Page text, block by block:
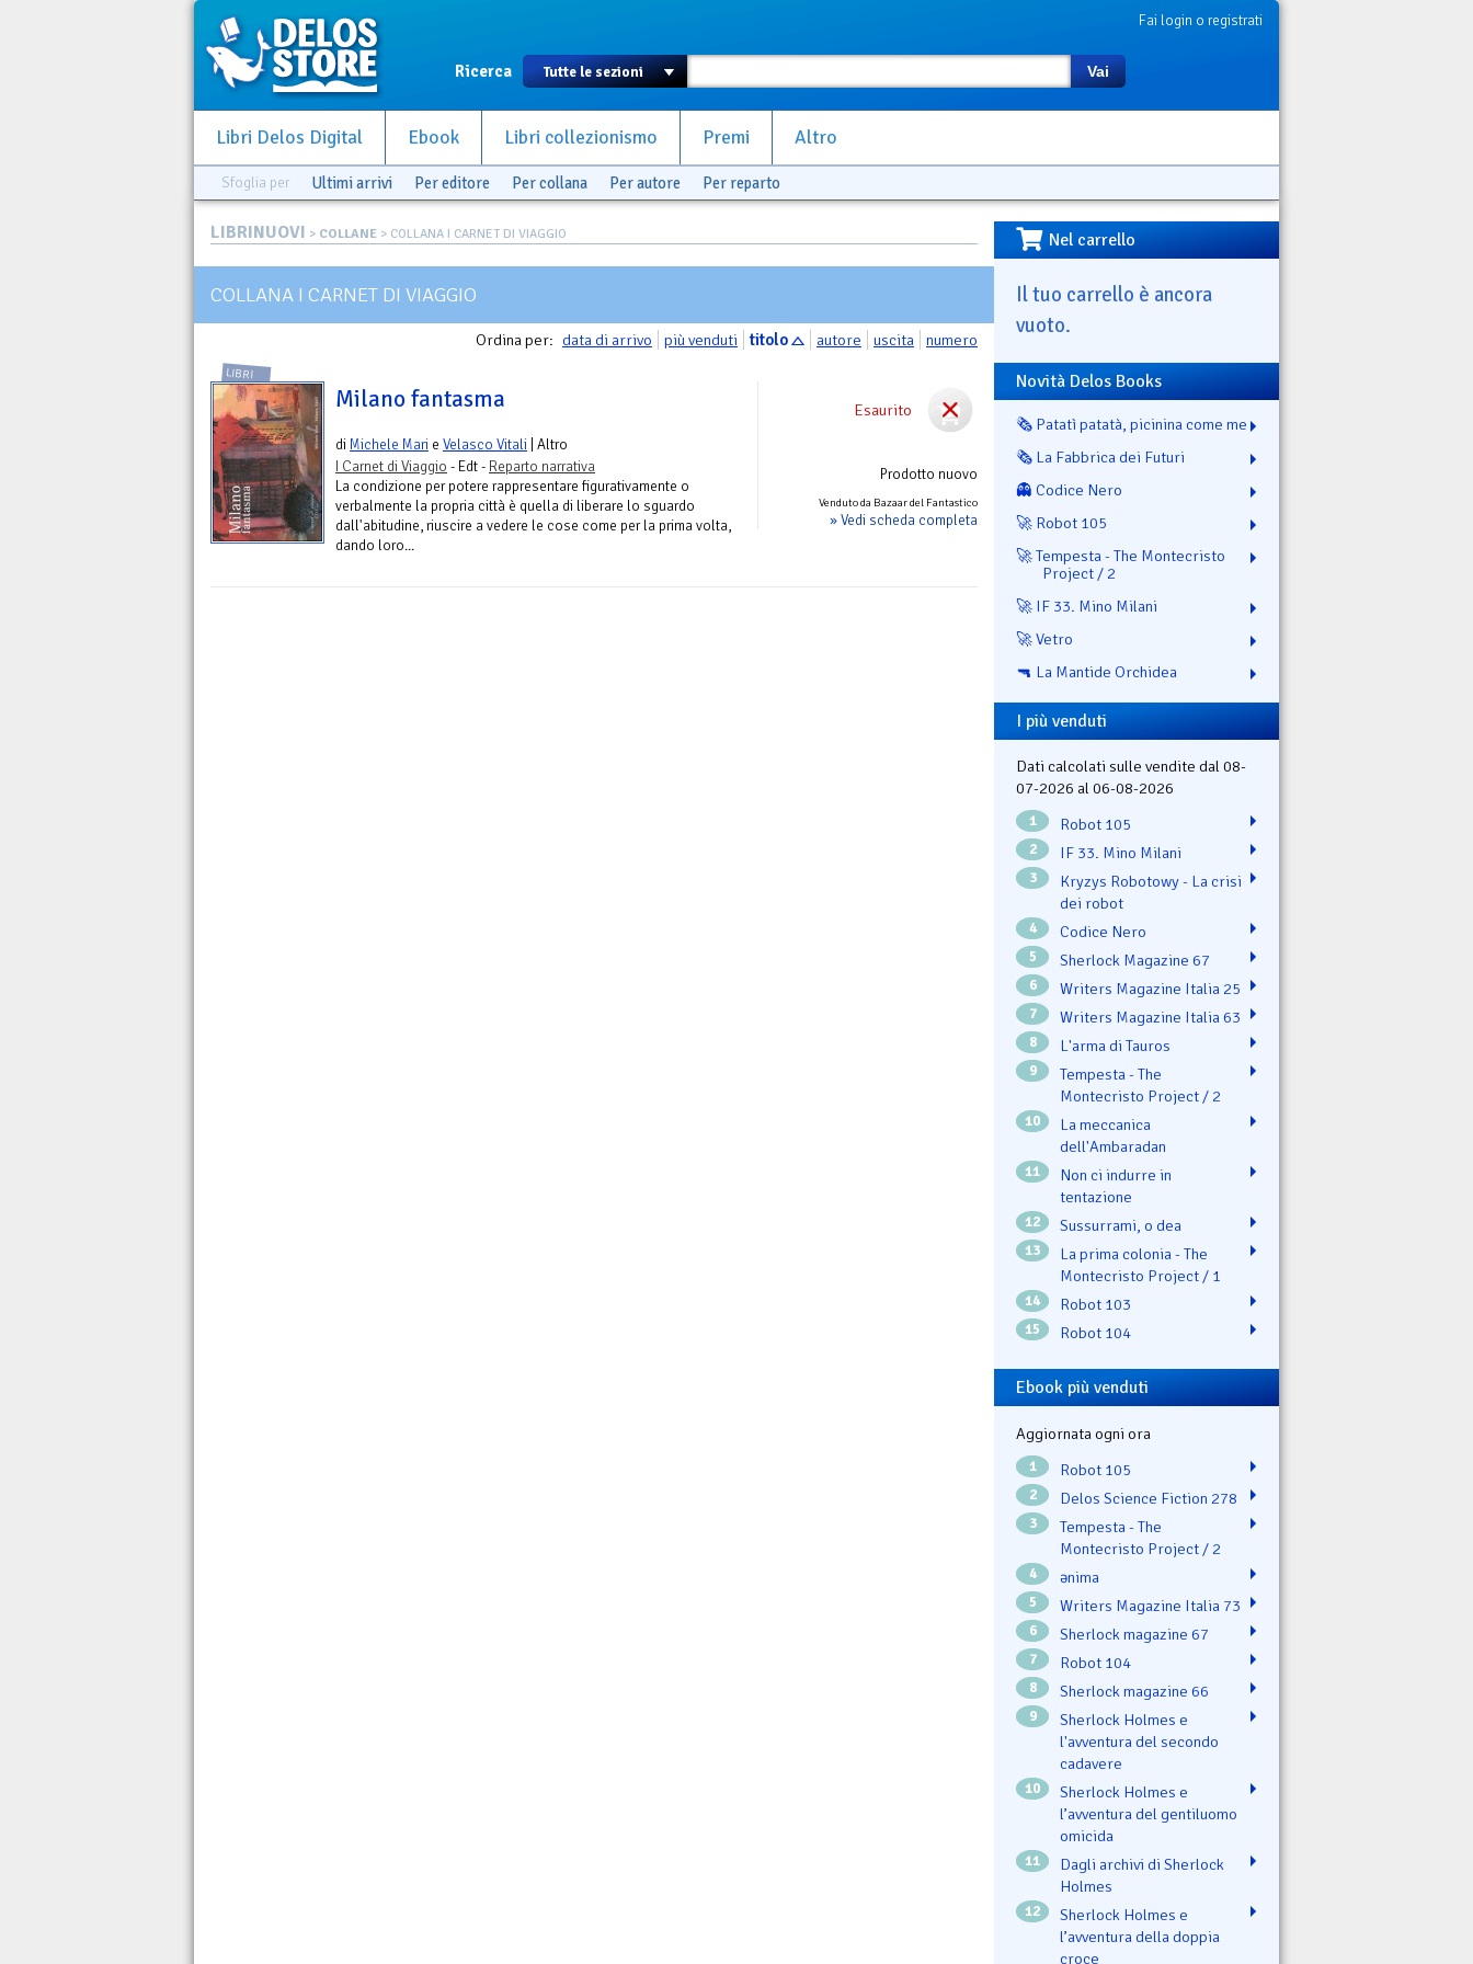
Fai login o registrati
Ricerca Vai
Libri Delos Digital Ebook Libri collezionismo Premi Altro
Sfoglia per Ultimi arrivi Per editore Per collana Per autore Per reparto
LIBRINUOVI > COLLANE > COLLANA I CARNET DI VIAGGIO
COLLANA I CARNET DI VIAGGIO
Ordina per: data di arrivo più venduti titolo autore uscita numero
Esaurito
Prodotto nuovo
Venduto da Bazaar del Fantastico
» Vedi scheda completa
LIBRI
Milano fantasma
di Michele Mari e Velasco Vitali | Altro
I Carnet di Viaggio - Edt - Reparto narrativa
La condizione per potere rappresentare figurativamente o
verbalmente la propria città è quella di liberare lo sguardo
dall'abitudine, riuscire a vedere le cose come per la prima volta,
dando loro...
Nel carrello
Il tuo carrello è ancora
vuoto.
Novità Delos Books
🗞️ Patatì patatà, picinina come me
🗞️ La Fabbrica dei Futuri
👻 Codice Nero
🚀 Robot 105
🚀 Tempesta - The Montecristo
Project / 2
🚀 IF 33. Mino Milani
🚀 Vetro
🔫 La Mantide Orchidea
I più venduti
Dati calcolati sulle vendite dal 08-
07-2026 al 06-08-2026
1 Robot 105
2 IF 33. Mino Milani
3
Kryzys Robotowy - La crisi
dei robot
4 Codice Nero
5 Sherlock Magazine 67
6 Writers Magazine Italia 25
7 Writers Magazine Italia 63
8 L'arma di Tauros
9
Tempesta - The
Montecristo Project / 2
10
La meccanica
dell'Ambaradan
11
Non ci indurre in
tentazione
12 Sussurrami, o dea
13
La prima colonia - The
Montecristo Project / 1
14 Robot 103
15 Robot 104
Ebook più venduti
Aggiornata ogni ora
1 Robot 105
2 Delos Science Fiction 278
3
Tempesta - The
Montecristo Project / 2
4 ənima
5 Writers Magazine Italia 73
6 Sherlock magazine 67
7 Robot 104
8 Sherlock magazine 66
9
Sherlock Holmes e
l'avventura del secondo
cadavere
10
Sherlock Holmes e
l’avventura del gentiluomo
omicida
11
Dagli archivi di Sherlock
Holmes
12
Sherlock Holmes e
l’avventura della doppia
croce